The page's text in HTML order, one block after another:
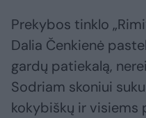
Prekybos tinklo
Dalia Čenkienė
gardų patiekalą,
Sodriam skoniui
kokybiškų ir visiems